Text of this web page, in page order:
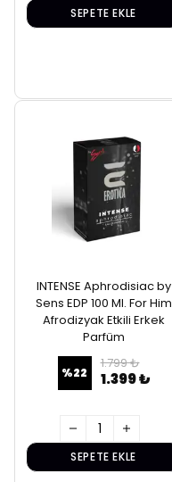
SEPETE EKLE
INTENSE Aphrodisiac by
Sens EDP 100 Ml. For Him
Afrodizyak Etkili Erkek
Parfüm
%22
1.799 ₺
1.399 ₺
SEPETE EKLE